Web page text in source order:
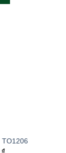
TO1206
₫